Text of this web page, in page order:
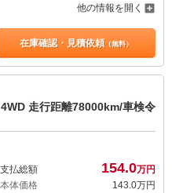
他の情報を開く
在庫確認・見積依頼（無料）
走行距離78000km/車検令
支払総額 154.0万円
本体価格
143.0万円